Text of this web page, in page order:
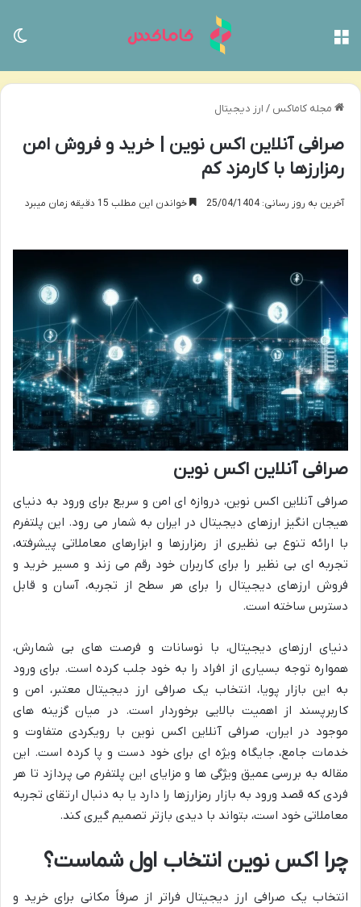
مجله کاماکس / ارز دیجیتال
صرافی آنلاین اکس نوین | خرید و فروش امن
رمزارزها با کارمزد کم
آخرین به روز رسانی: 25/04/1404 خواندن این مطلب 15 دقیقه زمان میبرد
صرافی آنلاین اکس نوین
صرافی آنلاین اکس نوین، دروازه ای امن و سریع برای ورود به دنیای
هیجان انگیز ارزهای دیجیتال در ایران به شمار می رود. این پلتفرم
با ارائه تنوع بی نظیری از رمزارزها و ابزارهای معاملاتی پیشرفته،
تجربه ای بی نظیر را برای کاربران خود رقم می زند و مسیر خرید و
فروش ارزهای دیجیتال را برای هر سطح از تجربه، آسان و قابل
دسترس ساخته است.
دنیای ارزهای دیجیتال، با نوسانات و فرصت های بی شمارش،
همواره توجه بسیاری از افراد را به خود جلب کرده است. برای ورود
به این بازار پویا، انتخاب یک صرافی ارز دیجیتال معتبر، امن و
کاربرپسند از اهمیت بالایی برخوردار است. در میان گزینه های
موجود در ایران، صرافی آنلاین اکس نوین با رویکردی متفاوت و
خدمات جامع، جایگاه ویژه ای برای خود دست و پا کرده است. این
مقاله به بررسی عمیق ویژگی ها و مزایای این پلتفرم می پردازد تا هر
فردی که قصد ورود به بازار رمزارزها را دارد یا به دنبال ارتقای تجربه
معاملاتی خود است، بتواند با دیدی بازتر تصمیم گیری کند.
چرا اکس نوین انتخاب اول شماست؟
انتخاب یک صرافی ارز دیجیتال فراتر از صرفاً مکانی برای خرید و